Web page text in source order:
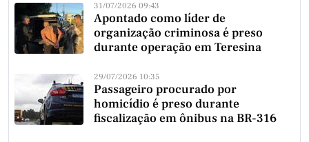
31/07/2026 09:43
Apontado como líder de
organização criminosa é preso
durante operação em Teresina
29/07/2026 10:35
Passageiro procurado por
homicídio é preso durante
fiscalização em ônibus na BR-316